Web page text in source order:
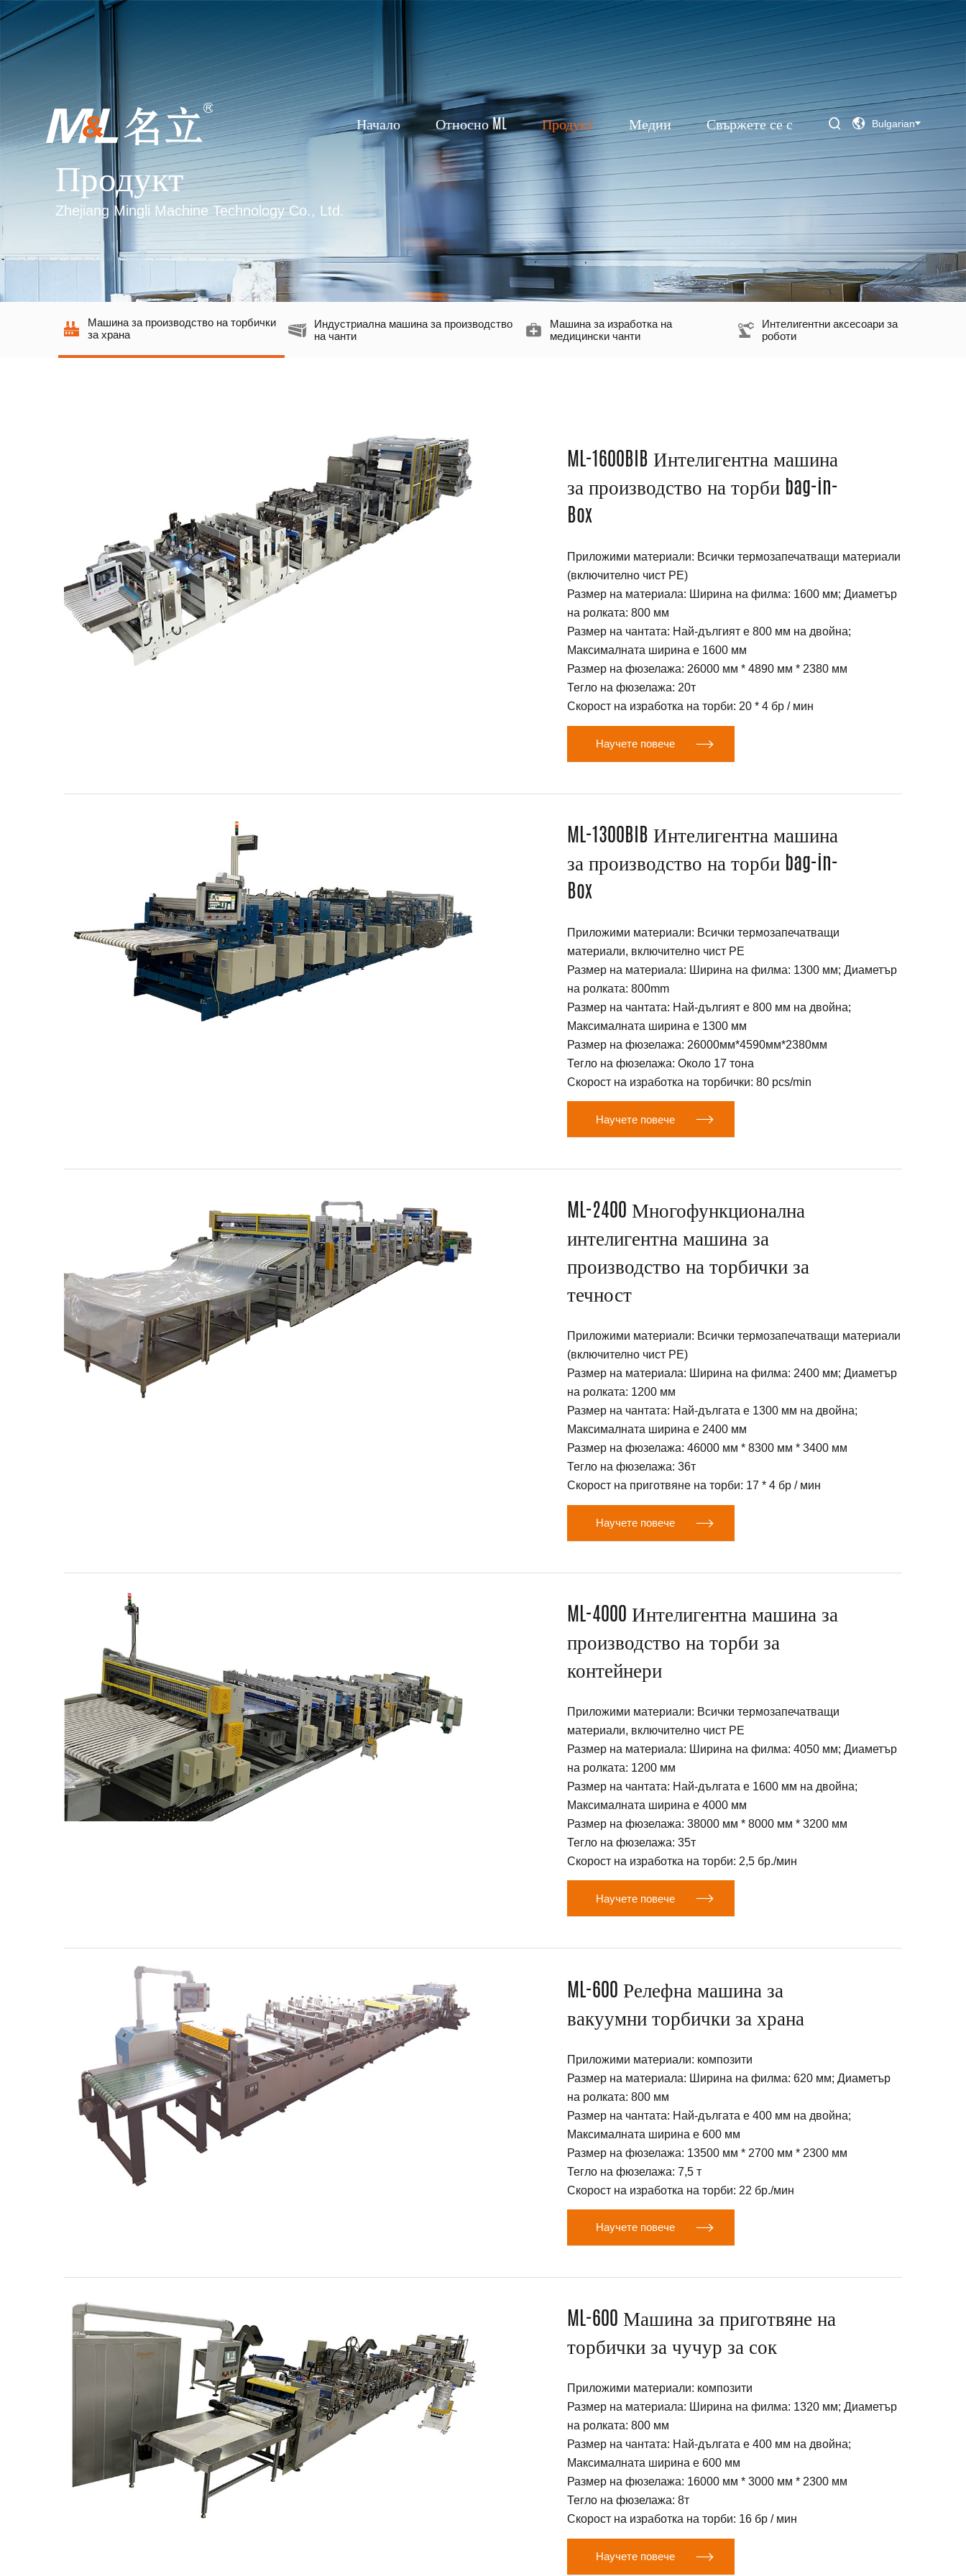
Начало Относно ML Продукт Медии Свържете се с   Bulgarian
Продукт
Zhejiang Mingli Machine Technology Co., Ltd.
Машина за производство на торбички
за храна
Индустриална машина за производство
на чанти
Машина за изработка на
медицински чанти
Интелигентни аксесоари за
роботи
ML-1600BIB Интелигентна машина
за производство на торби bag-in-
Box
Приложими материали: Всички термозапечатващи материали
(включително чист PE)
Размер на материала: Ширина на филма: 1600 мм; Диаметър
на ролката: 800 мм
Размер на чантата: Най-дългият е 800 мм на двойна;
Максималната ширина е 1600 мм
Размер на фюзелажа: 26000 мм * 4890 мм * 2380 мм
Тегло на фюзелажа: 20т
Скорост на изработка на торби: 20 * 4 бр / мин
Научете повече 
ML-1300BIB Интелигентна машина
за производство на торби bag-in-
Box
Приложими материали: Всички термозапечатващи
материали, включително чист PE
Размер на материала: Ширина на филма: 1300 мм; Диаметър
на ролката: 800mm
Размер на чантата: Най-дългият е 800 мм на двойна;
Максималната ширина е 1300 мм
Размер на фюзелажа: 26000мм*4590мм*2380мм
Тегло на фюзелажа: Около 17 тона
Скорост на изработка на торбички: 80 pcs/min
Научете повече 
ML-2400 Многофункционална
интелигентна машина за
производство на торбички за
течност
Приложими материали: Всички термозапечатващи материали
(включително чист PE)
Размер на материала: Ширина на филма: 2400 мм; Диаметър
на ролката: 1200 мм
Размер на чантата: Най-дългата е 1300 мм на двойна;
Максималната ширина е 2400 мм
Размер на фюзелажа: 46000 мм * 8300 мм * 3400 мм
Тегло на фюзелажа: 36т
Скорост на приготвяне на торби: 17 * 4 бр / мин
Научете повече 
ML-4000 Интелигентна машина за
производство на торби за
контейнери
Приложими материали: Всички термозапечатващи
материали, включително чист PE
Размер на материала: Ширина на филма: 4050 мм; Диаметър
на ролката: 1200 мм
Размер на чантата: Най-дългата е 1600 мм на двойна;
Максималната ширина е 4000 мм
Размер на фюзелажа: 38000 мм * 8000 мм * 3200 мм
Тегло на фюзелажа: 35т
Скорост на изработка на торби: 2,5 бр./мин
Научете повече 
ML-600 Релефна машина за
вакуумни торбички за храна
Приложими материали: композити
Размер на материала: Ширина на филма: 620 мм; Диаметър
на ролката: 800 мм
Размер на чантата: Най-дългата е 400 мм на двойна;
Максималната ширина е 600 мм
Размер на фюзелажа: 13500 мм * 2700 мм * 2300 мм
Тегло на фюзелажа: 7,5 т
Скорост на изработка на торби: 22 бр./мин
Научете повече 
ML-600 Машина за приготвяне на
торбички за чучур за сок
Приложими материали: композити
Размер на материала: Ширина на филма: 1320 мм; Диаметър
на ролката: 800 мм
Размер на чантата: Най-дългата е 400 мм на двойна;
Максималната ширина е 600 мм
Размер на фюзелажа: 16000 мм * 3000 мм * 2300 мм
Тегло на фюзелажа: 8т
Скорост на изработка на торби: 16 бр / мин
Научете повече 